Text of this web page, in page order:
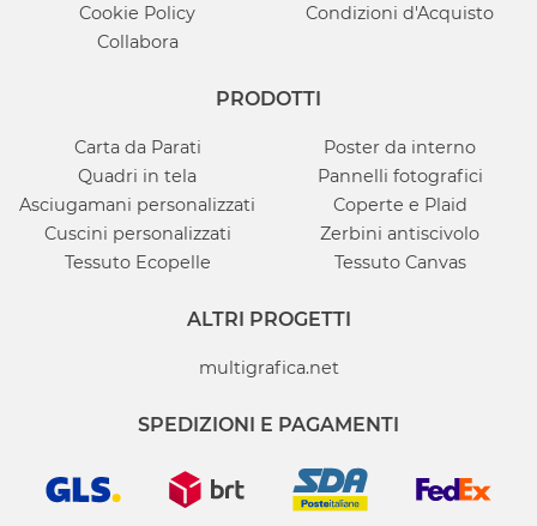
Cookie Policy
Condizioni d'Acquisto
Collabora
PRODOTTI
Carta da Parati
Poster da interno
Quadri in tela
Pannelli fotografici
Asciugamani personalizzati
Coperte e Plaid
Cuscini personalizzati
Zerbini antiscivolo
Tessuto Ecopelle
Tessuto Canvas
ALTRI PROGETTI
multigrafica.net
SPEDIZIONI E PAGAMENTI